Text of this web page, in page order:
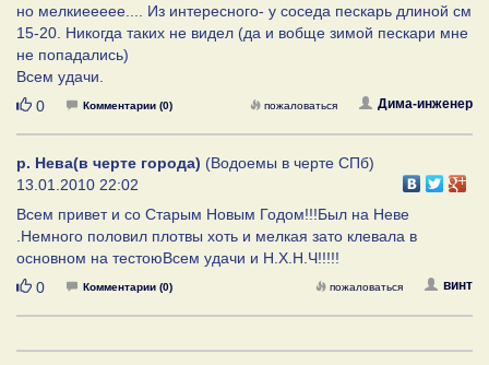
но мелкиеееее.... Из интересного- у соседа пескарь длиной см
15-20. Никогда таких не видел (да и вобще зимой пескари мне
не попадались)
Всем удачи.
Нравится
0 Комментарии (0) Дима-инженер
пожаловаться
р. Нева(в черте города) (Водоемы в черте СПб)
13.01.2010 22:02
Всем привет и со Старым Новым Годом!!!Был на Неве
.Немного половил плотвы хоть и мелкая зато клевала в
основном на тестоюВсем удачи и Н.Х.Н.Ч!!!!!
Нравится
0 Комментарии (0) винт
пожаловаться